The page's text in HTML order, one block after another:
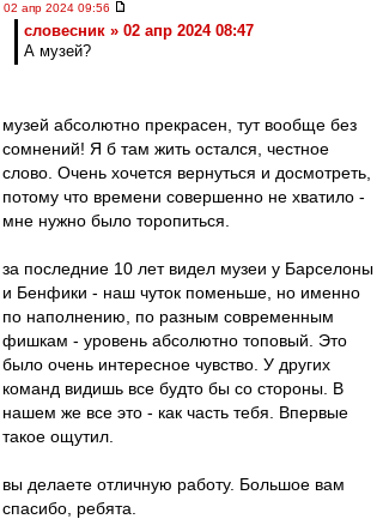
02 апр 2024 09:56
словесник » 02 апр 2024 08:47
А музей?
музей абсолютно прекрасен, тут вообще без
сомнений! Я б там жить остался, честное
слово. Очень хочется вернуться и досмотреть,
потому что времени совершенно не хватило -
мне нужно было торопиться.
за последние 10 лет видел музеи у Барселоны
и Бенфики - наш чуток поменьше, но именно
по наполнению, по разным современным
фишкам - уровень абсолютно топовый. Это
было очень интересное чувство. У других
команд видишь все будто бы со стороны. В
нашем же все это - как часть тебя. Впервые
такое ощутил.
вы делаете отличную работу. Большое вам
спасибо, ребята.